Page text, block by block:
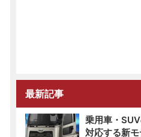
最新記事
乗用車・
対応する新